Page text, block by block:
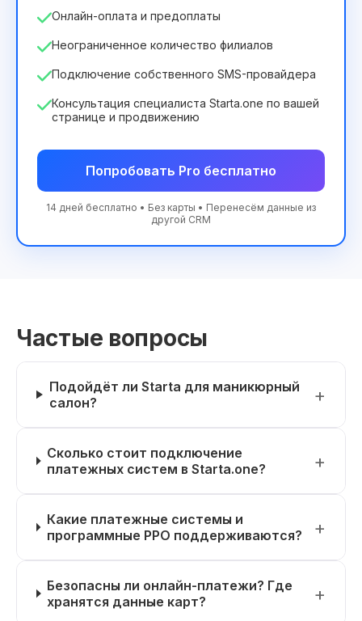
Онлайн-оплата и предоплаты
Неограниченное количество филиалов
Подключение собственного SMS-провайдера
Консультация специалиста Starta.one по вашей
странице и продвижению
Попробовать Pro бесплатно
14 дней бесплатно • Без карты • Перенесём данные из
другой CRM
Частые вопросы
Подойдёт ли Starta для маникюрный
салон?
Сколько стоит подключение
платежных систем в Starta.one?
Какие платежные системы и
программные РРО поддерживаются?
Безопасны ли онлайн-платежи? Где
хранятся данные карт?